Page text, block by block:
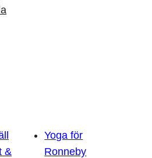
&
Yoga för
Ronneby